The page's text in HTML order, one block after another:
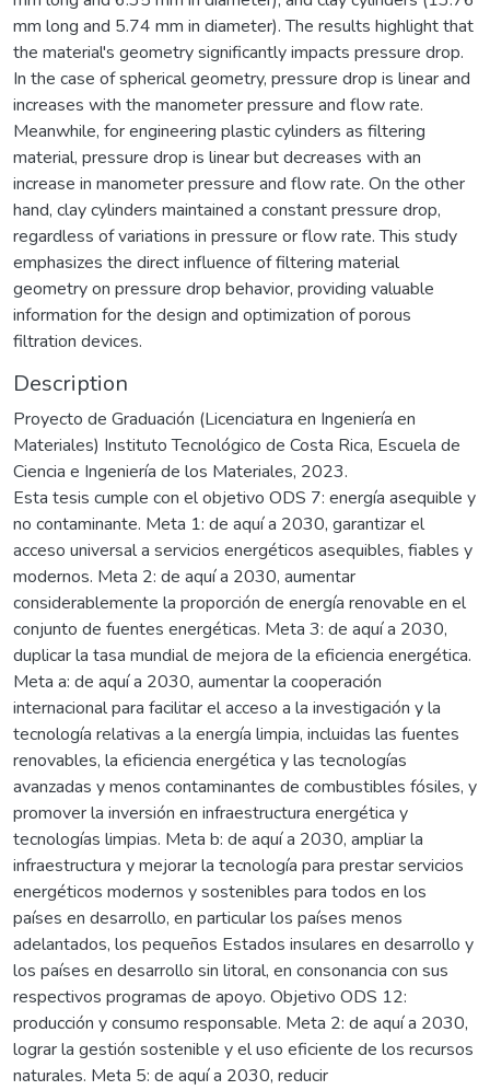
mm long and 5.74 mm in diameter). The results highlight that
the material's geometry significantly impacts pressure drop.
In the case of spherical geometry, pressure drop is linear and
increases with the manometer pressure and flow rate.
Meanwhile, for engineering plastic cylinders as filtering
material, pressure drop is linear but decreases with an
increase in manometer pressure and flow rate. On the other
hand, clay cylinders maintained a constant pressure drop,
regardless of variations in pressure or flow rate. This study
emphasizes the direct influence of filtering material
geometry on pressure drop behavior, providing valuable
information for the design and optimization of porous
filtration devices.
Description
Proyecto de Graduación (Licenciatura en Ingeniería en
Materiales) Instituto Tecnológico de Costa Rica, Escuela de
Ciencia e Ingeniería de los Materiales, 2023.
Esta tesis cumple con el objetivo ODS 7: energía asequible y
no contaminante. Meta 1: de aquí a 2030, garantizar el
acceso universal a servicios energéticos asequibles, fiables y
modernos. Meta 2: de aquí a 2030, aumentar
considerablemente la proporción de energía renovable en el
conjunto de fuentes energéticas. Meta 3: de aquí a 2030,
duplicar la tasa mundial de mejora de la eficiencia energética.
Meta a: de aquí a 2030, aumentar la cooperación
internacional para facilitar el acceso a la investigación y la
tecnología relativas a la energía limpia, incluidas las fuentes
renovables, la eficiencia energética y las tecnologías
avanzadas y menos contaminantes de combustibles fósiles, y
promover la inversión en infraestructura energética y
tecnologías limpias. Meta b: de aquí a 2030, ampliar la
infraestructura y mejorar la tecnología para prestar servicios
energéticos modernos y sostenibles para todos en los
países en desarrollo, en particular los países menos
adelantados, los pequeños Estados insulares en desarrollo y
los países en desarrollo sin litoral, en consonancia con sus
respectivos programas de apoyo. Objetivo ODS 12:
producción y consumo responsable. Meta 2: de aquí a 2030,
lograr la gestión sostenible y el uso eficiente de los recursos
naturales. Meta 5: de aquí a 2030, reducir